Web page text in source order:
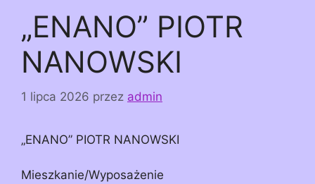
„ENANO” PIOTR
NANOWSKI
1 lipca 2026 przez admin
„ENANO” PIOTR NANOWSKI
Mieszkanie/Wyposażenie